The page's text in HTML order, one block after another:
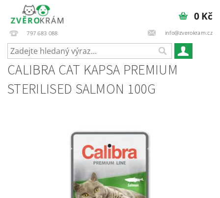
797 683 088 info@zverokram.cz
0 Kč
CALIBRA CAT KAPSA PREMIUM
STERILISED SALMON 100G